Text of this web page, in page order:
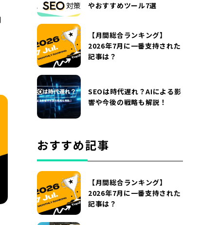
やおすすめツール7選
【月間総合ランキング】
2026年7月に一番支持された
記事は？
SEOは時代遅れ？AIによる影
響や今後の戦略も解説！
おすすめ記事
【月間総合ランキング】
2026年7月に一番支持された
記事は？